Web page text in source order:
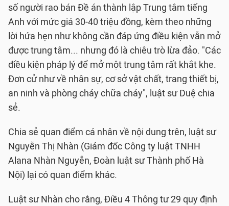
số người rao bán Đề án thành lập Trung tâm tiếng
Anh với mức giá 30-40 triệu đồng, kèm theo những
lời hứa hẹn như không cần đáp ứng điều kiện vẫn mở
được trung tâm... nhưng đó là chiêu trò lừa đảo. "Các
điều kiện pháp lý để mở một trung tâm rất khắt khe.
Đơn cử như về nhân sự, cơ sở vật chất, trang thiết bị,
an ninh và phòng cháy chữa cháy", luật sư Duệ chia
sẻ.
Chia sẻ quan điểm cá nhân về nội dung trên, luật sư
Nguyễn Thị Nhàn (Giám đốc Công ty luật TNHH
Alana Nhàn Nguyễn, Đoàn luật sư Thành phố Hà
Nội) lại có quan điểm khác.
Luật sư Nhàn cho rằng, Điều 4 Thông tư 29 quy định